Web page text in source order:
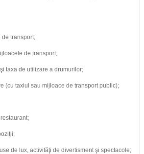
transport;
de transport;
taxa de utilizare a drumurilor;
(cu taxiul sau mijloace de transport public);
de lux, activităţi de divertisment şi spectacole;